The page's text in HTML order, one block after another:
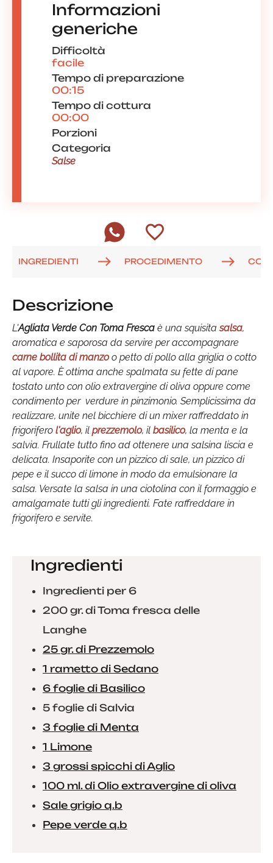
Informazioni
generiche
Difficoltà
facile
Tempo di preparazione
00:15
Tempo di cottura
00:00
Porzioni
Categoria
Salse
INGREDIENTI PROCEDIMENTO
Descrizione
L'Agliata Verde Con Toma Fresca è una squisitasalsa,
aromatica e saporosa da servire per accompagnare
carne bollita di manzoo petto di pollo alla griglia o cotto
al vapore. È ottima anche spalmata su fette di pane
tostato unto con olio extravergine di oliva oppure come
condimento per verdure in pinzimonio. Semplicissima da
realizzare, unite nel bicchiere di un mixer raffreddato in
frigorifero l'aglio, il prezzemolo, il basilico, la menta e la
salvia. Frullate tutto fino ad ottenere una salsina liscia e
delicata. Insaporite con un pizzico di sale, un pizzico di
pepe e il succo di limone in modo da emulsionare la
salsa. Versate la salsa in una ciotolina con il formaggio e
amalgamate tutti gli ingredienti. Fate raffreddare in
frigorifero e servite.
Ingredienti
Ingredienti per 6
200 gr. di Toma fresca delle
Langhe
25 gr. di Prezzemolo
1 rametto di Sedano
6 foglie di Basilico
5 foglie di Salvia
3 foglie di Menta
1 Limone
3 grossi spicchi di Aglio
100 ml. di Olio extravergine di oliva
Sale grigio q.b
Pepe verde q.b